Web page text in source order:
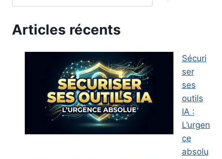
Articles récents
Sécuri
ser
ses
outils
IA :
L’urgen
ce
absolu